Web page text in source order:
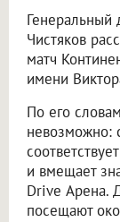
Генеральный
Чистяков
матч
имени
По его
невозможно:
и вмещает
Drive Арена.
посещают